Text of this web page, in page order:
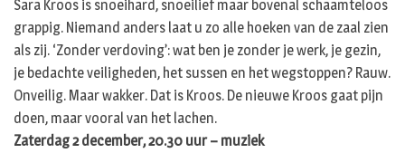
Sara Kroos is snoeihard, snoeilief maar bovenal schaamteloos
grappig. Niemand anders laat u zo alle hoeken van de zaal zien
als zij. ‘Zonder verdoving’: wat ben je zonder je werk, je gezin,
je bedachte veiligheden, het sussen en het wegstoppen? Rauw.
Onveilig. Maar wakker. Dat is Kroos. De nieuwe Kroos gaat pijn
doen, maar vooral van het lachen.
Zaterdag 2 december, 20.30 uur – muziek